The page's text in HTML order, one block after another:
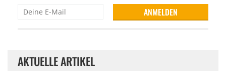
AKTUELLE ARTIKEL